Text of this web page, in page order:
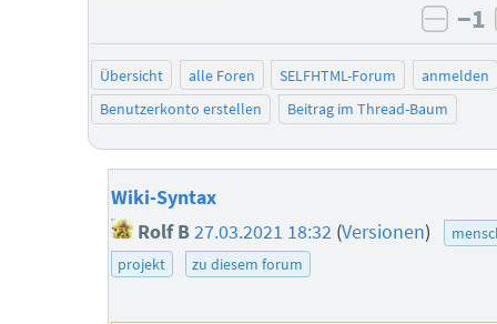
−1
Übersicht alle Foren SELFHTML-Forum
anmelden
Benutzerkonto erstellen
Beitrag im Thread-Baum
Wiki-Syntax
Rolf B 27.03.2021 18:32 (Versionen)
projekt
zu diesem forum